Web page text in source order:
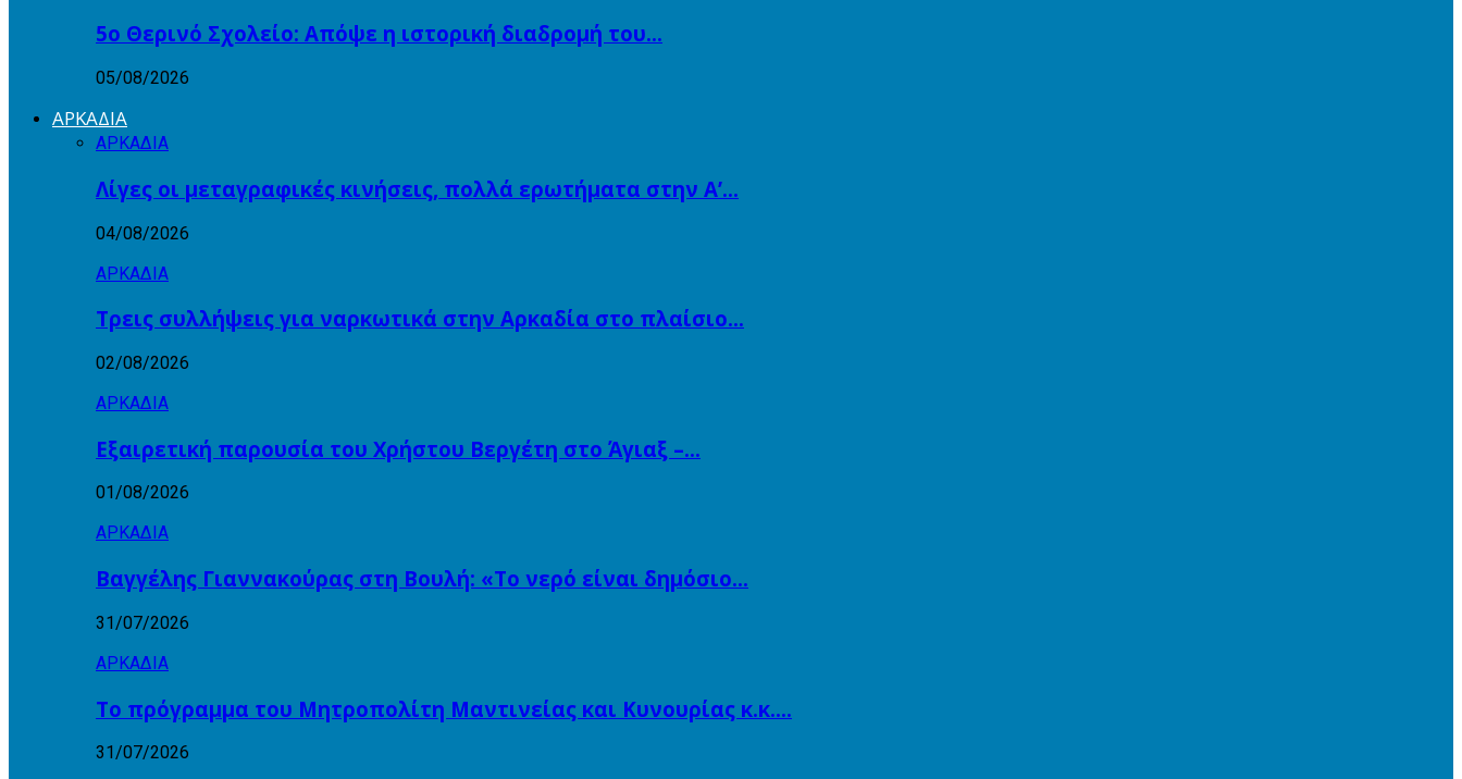
5ο Θερινό Σχολείο: Απόψε η ιστορική διαδρομή του…
05/08/2026
ΑΡΚΑΔΙΑ
ΑΡΚΑΔΙΑ
Λίγες οι μεταγραφικές κινήσεις, πολλά ερωτήματα στην Α’…
04/08/2026
ΑΡΚΑΔΙΑ
Τρεις συλλήψεις για ναρκωτικά στην Αρκαδία στο πλαίσιο…
02/08/2026
ΑΡΚΑΔΙΑ
Εξαιρετική παρουσία του Χρήστου Βεργέτη στο Άγιαξ –…
01/08/2026
ΑΡΚΑΔΙΑ
Βαγγέλης Γιαννακούρας στη Βουλή: «Το νερό είναι δημόσιο…
31/07/2026
ΑΡΚΑΔΙΑ
Το πρόγραμμα του Μητροπολίτη Μαντινείας και Κυνουρίας κ.κ….
31/07/2026